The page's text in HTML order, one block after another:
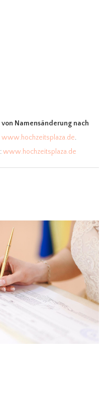
von Namensänderung nach
www.hochzeitsplaza.de.
www.hochzeitsplaza.de